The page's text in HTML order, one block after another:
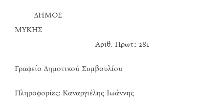
ΔΗΜΟΣ
ΜΥΚΗΣ
Αριθ. Πρωτ.: 281
Γραφείο Δημοτικού Συμβουλίου
Πληροφορίες: Καναργιέλης Ιωάννης